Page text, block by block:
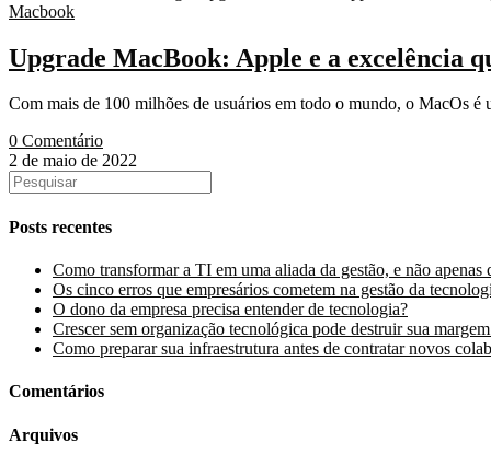
Macbook
Upgrade MacBook: Apple e a excelência
Com mais de 100 milhões de usuários em todo o mundo, o MacOs
0 Comentário
2 de maio de 2022
Posts recentes
Como transformar a TI em uma aliada da gestão, e não apenas
Os cinco erros que empresários cometem na gestão da
O dono da empresa precisa entender de tecnologia?
Crescer sem organização tecnológica pode destruir sua
Como preparar sua infraestrutura antes de contratar novos
Comentários
Arquivos